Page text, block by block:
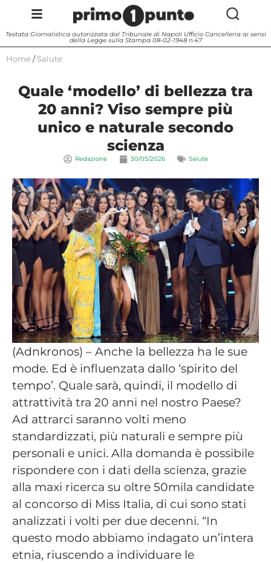
Testata Giornalistica autorizzata dal Tribunale di Napoli Ufficio Cancelleria ai sensi
della Legge sulla Stampa 08-02-1948 n.47
Home / Salute
Quale ‘modello’ di bellezza tra
20 anni? Viso sempre più
unico e naturale secondo
scienza
Redazione 30/05/2026 Salute
(Adnkronos) – Anche la bellezza ha le sue
mode. Ed è influenzata dallo ‘spirito del
tempo’. Quale sarà, quindi, il modello di
attrattività tra 20 anni nel nostro Paese?
Ad attrarci saranno volti meno
standardizzati, più naturali e sempre più
personali e unici. Alla domanda è possibile
rispondere con i dati della scienza, grazie
alla maxi ricerca su oltre 50mila candidate
al concorso di Miss Italia, di cui sono stati
analizzati i volti per due decenni. “In
questo modo abbiamo indagato un’intera
etnia, riuscendo a individuare le